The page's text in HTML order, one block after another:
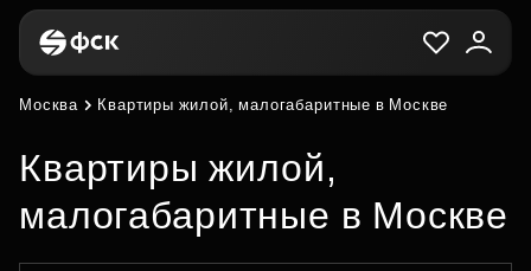
Москва Квартиры жилой, малогабаритные в Москве
Квартиры жилой,
малогабаритные в Москве